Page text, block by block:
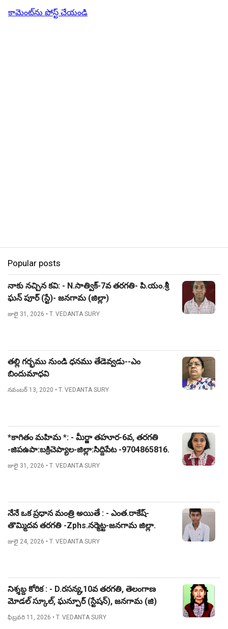
కామెంట్‌ను పోస్ట్ చేయండి
Popular posts
నాకు నచ్చిన కవి: - N.సాత్విక్-7వ తరగతి- పి.యం.శ్రీ
ఘన్ పూర్ (స్టే)- జనగామ (జిల్లా)
జులై 31, 2026 • T. VEDANTA SURY
తల్లి గర్భము నుండి ధనము తేడెవ్వడు--ఎం
బిందుమాధవి
నవంబర్ 13, 2020 • T. VEDANTA SURY
*కాగితం మహిమ *: - మీర్జా తహూర-6వ, తరగతి
-జిపఉపా:బక్రిచెప్యాల-జిల్లా:సిద్దిపేట -9704865816.
జులై 31, 2026 • T. VEDANTA SURY
నేనే ఒక ప్రధాన మంత్రి అయితే : - ఎంత.రాకేష్-
తొమ్మిదవ తరగతి -Zphs.నర్మెట్ట-జనగామ జిల్లా.
జులై 24, 2026 • T. VEDANTA SURY
నిశ్శబ్ద కోరిక : - D.రసన్య,10వ తరగతి, తెలంగాణ
మోడల్ స్కూల్, ఘన్పూర్ (స్టేషన్), జనగామ (జి)
ఫిబ్రవరి 11, 2026 • T. VEDANTA SURY